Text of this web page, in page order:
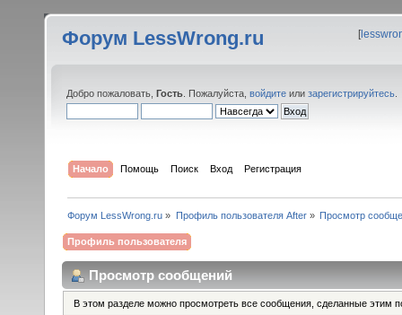
Форум LessWrong.ru [
Добро пожаловать, Гость . Пожалуйста, войдите или зарегистрируйтесь
Начало Помощь Поиск Вход Регистрация
Форум LessWrong.ru » Профиль пользователя After» Просмотр
Профиль пользователя
Просмотр сообщений
В этом разделе можно просмотреть все сообщения, сделанные этим